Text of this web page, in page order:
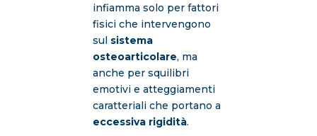
infiamma solo per fattori
fisici che intervengono
sul sistema
osteoarticolare, ma
anche per squilibri
emotivi e atteggiamenti
caratteriali che portano a
eccessiva rigidità.